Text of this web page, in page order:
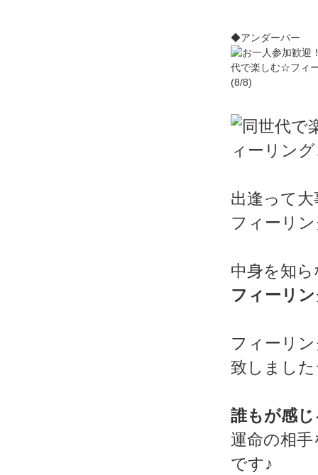
◆アンダーバー
出逢って
フィーリ
中身を知
フィーリ
フィーリ
致しまし
誰もが感
運命の相
です♪